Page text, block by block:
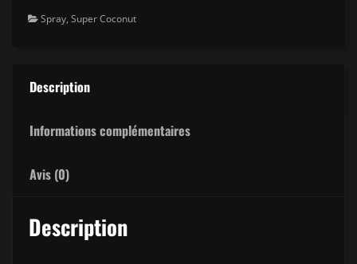
Super
Spray, Super Coconut
Description
Informations complémentaires
Avis (0)
Description